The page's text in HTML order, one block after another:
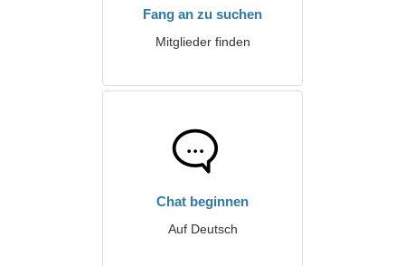
Fang an zu suchen
Mitglieder finden
Chat beginnen
Auf Deutsch